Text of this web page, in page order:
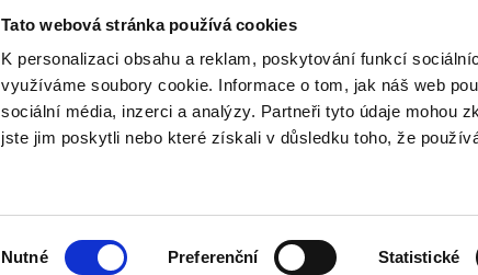
Tato webová stránka používá cookies
K personalizaci obsahu a reklam, poskytování funkcí
využíváme soubory cookie. Informace o tom, jak náš web
sociální média, inzerci a analýzy. Partneři tyto údaje mohou
jste jim poskytli nebo které získali v důsledku toho, že
Nutné Preferenční Statistické
Blog
Často kladené dotazy
Všeobecné obchodní
Informace o zpracování
Prohlášení o